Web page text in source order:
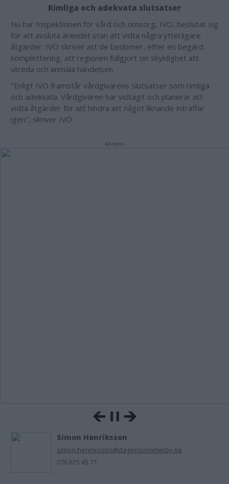
Rimliga och adekvata slutsatser
Nu har Inspektionen för vård och omsorg, IVO, beslutat sig
för att avsluta ärendet utan att vidta några ytterligare
åtgärder. IVO skriver att de bedömer, efter en begärd
komplettering, att regionen fullgjort sin skyldighet att
utreda och anmäla händelsen.
"Enligt IVO framstår vårdgivarens slutsatser som rimliga
och adekvata. Vårdgivaren har vidtagit och planerar att
vidta åtgärder för att hindra att något liknande inträffar
igen", skriver IVO.
Annons:
Simon Henriksson
simon.henriksson@dagensvimmerby.se
076 815 45 71